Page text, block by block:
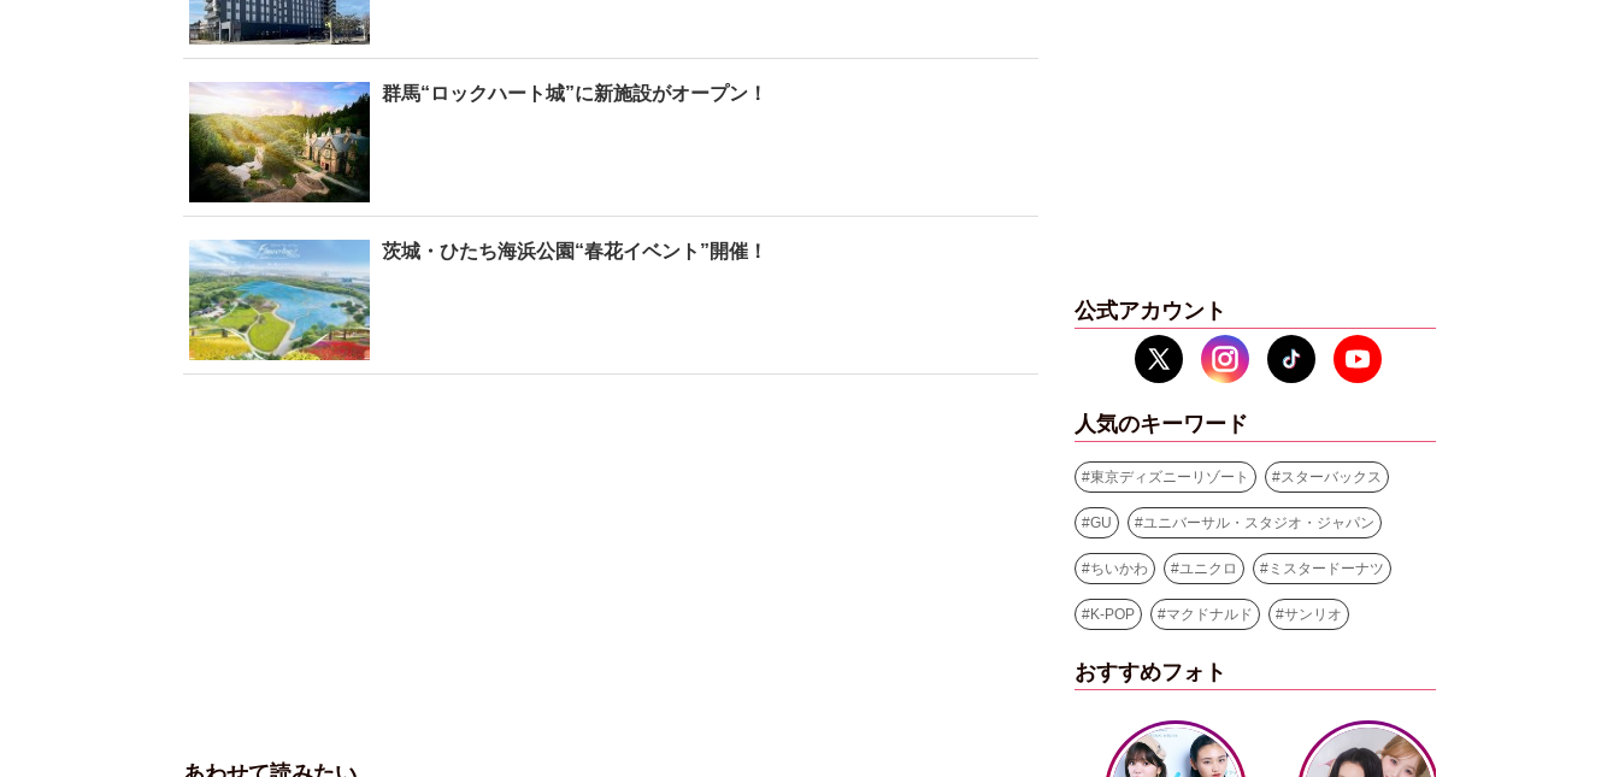
群馬“ロックハート城”に新施設がオープン！
茨城・ひたち海浜公園“春花イベント”開催！
公式アカウント
人気のキーワード
#東京ディズニーリゾート #スターバックス
#GU #ユニバーサル・スタジオ・ジャパン
#ちいかわ #ユニクロ # ミスタードーナツ
#K-POP #マクドナルド #サンリオ
おすすめフォト